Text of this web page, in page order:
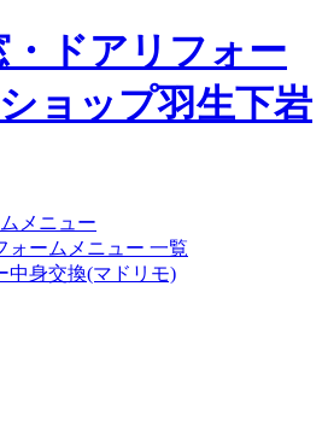
メニュー
ォームメニュー 一覧
中身交換(マドリモ)